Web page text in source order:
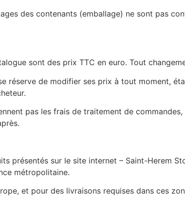
des contenants (emballage) ne sont pas
sont des prix TTC en euro. Tout
réserve de modifier ses prix à tout moment,
pas les frais de traitement de
présentés sur le site internet – Saint-Herem
métropolitaine.
et pour des livraisons requises dans ces